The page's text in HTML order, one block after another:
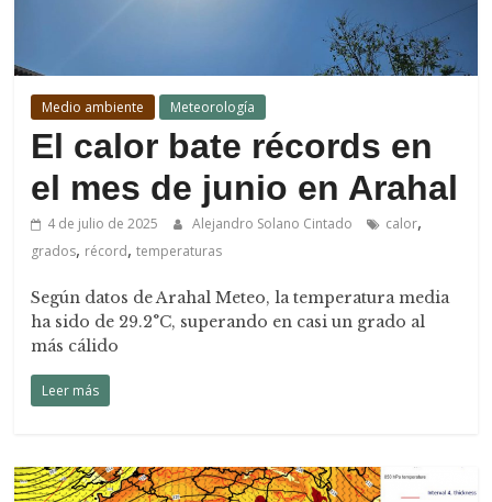
Medio ambiente Meteorología
El calor bate récords en
el mes de junio en Arahal
4 de julio de 2025 Alejandro Solano Cintado calor,
grados, récord,temperaturas
Según datos de Arahal Meteo, la temperatura media
ha sido de 29.2°C, superando en casi un grado al
más cálido
Leer más